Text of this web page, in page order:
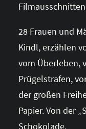
28 Frauen und
Kindl, erzählen
vom Überleben,
Prügelstrafen,
der großen
Papier. Von der
Schokolade.